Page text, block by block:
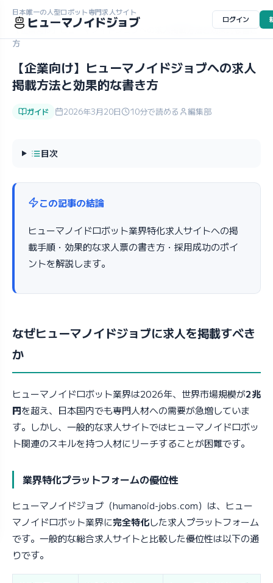
日本唯一の人型ロボット専門求人サイト
ヒューマノイドジョブ ログイン
ホーム コラム
ガイド
【企業向け】ヒューマノイドジョブへの求人掲載方法と効果的な書き
方
【企業向け】ヒューマノイドジョブへの求人
掲載方法と効果的な書き方
ガイド 2026年3月20日 10分で読める 編集部
目次
この記事の結論
ヒューマノイドロボット業界特化求人サイトへの掲
載手順・効果的な求人票の書き方・採用成功のポイ
ントを解説します。
なぜヒューマノイドジョブに求人を掲載すべき
か
ヒューマノイドロボット業界は2026年、世界市場規模が2兆
円を超え、日本国内でも専門人材への需要が急増していま
す。しかし、一般的な求人サイトではヒューマノイドロボッ
ト関連のスキルを持つ人材にリーチすることが困難です。
業界特化プラットフォームの優位性
ヒューマノイドジョブ（humanoid-jobs.com）は、ヒュー
マノイドロボット業界に完全特化した求人プラットフォーム
です。一般的な総合求人サイトと比較した優位性は以下の通
りです。